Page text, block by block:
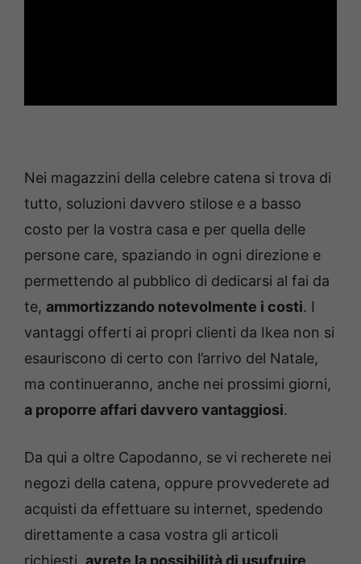
Nei magazzini della celebre catena si trova di
tutto, soluzioni davvero stilose e a basso
costo per la vostra casa e per quella delle
persone care, spaziando in ogni direzione e
permettendo al pubblico di dedicarsi al fai da
te, ammortizzando notevolmente i costi. I
vantaggi offerti ai propri clienti da Ikea non si
esauriscono di certo con l’arrivo del Natale,
ma continueranno, anche nei prossimi giorni,
a proporre affari davvero vantaggiosi.
Da qui a oltre Capodanno, se vi recherete nei
negozi della catena, oppure provvederete ad
acquisti da effettuare su internet, spedendo
direttamente a casa vostra gli articoli
richiesti, avrete la possibilità di usufruire